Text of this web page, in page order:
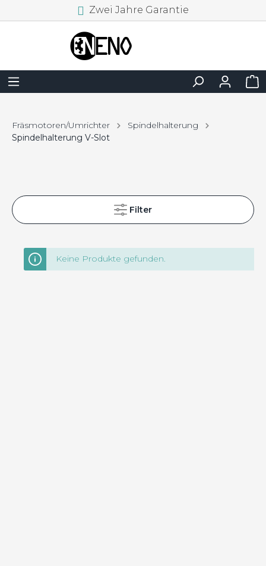
Zwei Jahre Garantie
Fräsmotoren/Umrichter
Spindelhalterung
Spindelhalterung V-Slot
Filter
Keine Produkte gefunden.